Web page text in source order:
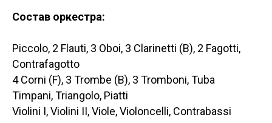
Состав оркестра:
Piccolo, 2 Flauti, 3 Oboi, 3 Clarinetti (B), 2 Fagotti,
Contrafagotto
4 Corni (F), 3 Trombe (B), 3 Tromboni, Tuba
Timpani, Triangolo, Piatti
Violini I, Violini II, Viole, Violoncelli, Contrabassi